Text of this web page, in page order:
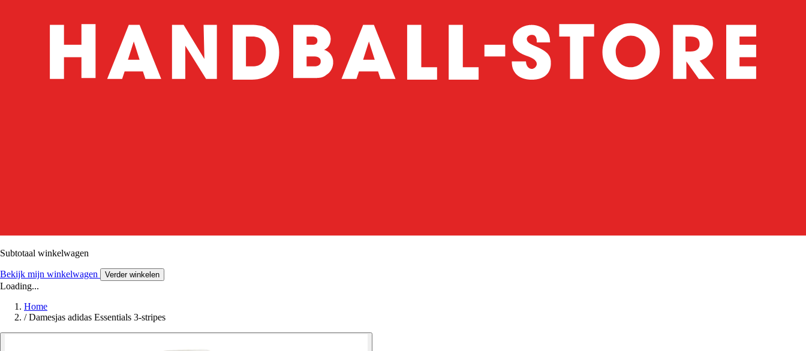
Subtotaal winkelwagen
Bekijk mijn winkelwagen Verder winkelen
Loading...
Home
/ Damesjas adidas Essentials 3-stripes